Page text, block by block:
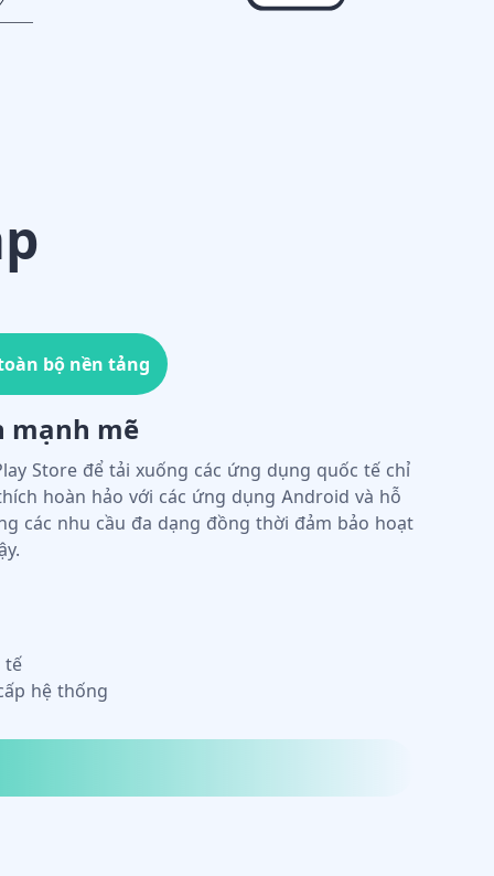
triển
chỉnh
có thể phát triển các script tùy chỉnh. Thị
API cho việc tự động cài đặt, cập nhật hàng
bị và nhiều hơn nữa—cho phép các thao tác
mô lớn.
loạt